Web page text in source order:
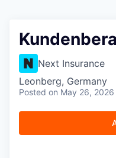
Next Insurance
Leonberg, Germany
Posted on May 26, 2026